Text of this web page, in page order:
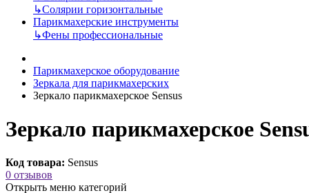
↳Солярии горизонтальные
Парикмахерские инструменты
↳Фены профессиональные
Парикмахерское оборудование
Зеркала для парикмахерских
Зеркало парикмахерское Sensus
Зеркало парикмахерское
Код товара: Sensus
0 отзывов
Открыть меню категорий